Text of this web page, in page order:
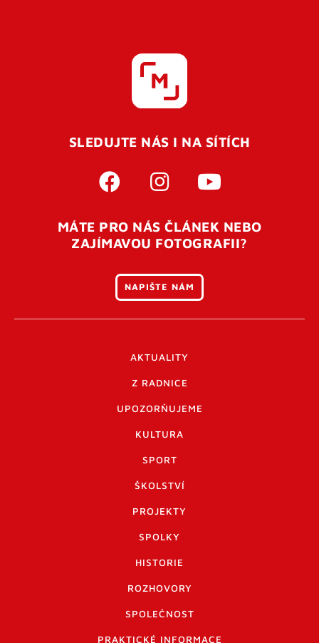
SLEDUJTE NÁS I NA SÍTÍCH
MÁTE PRO NÁS ČLÁNEK NEBO
ZAJÍMAVOU FOTOGRAFII?
NAPIŠTE NÁM
AKTUALITY
Z RADNICE
UPOZORŇUJEME
KULTURA
SPORT
ŠKOLSTVÍ
PROJEKTY
SPOLKY
HISTORIE
ROZHOVORY
SPOLEČNOST
PRAKTICKÉ INFORMACE